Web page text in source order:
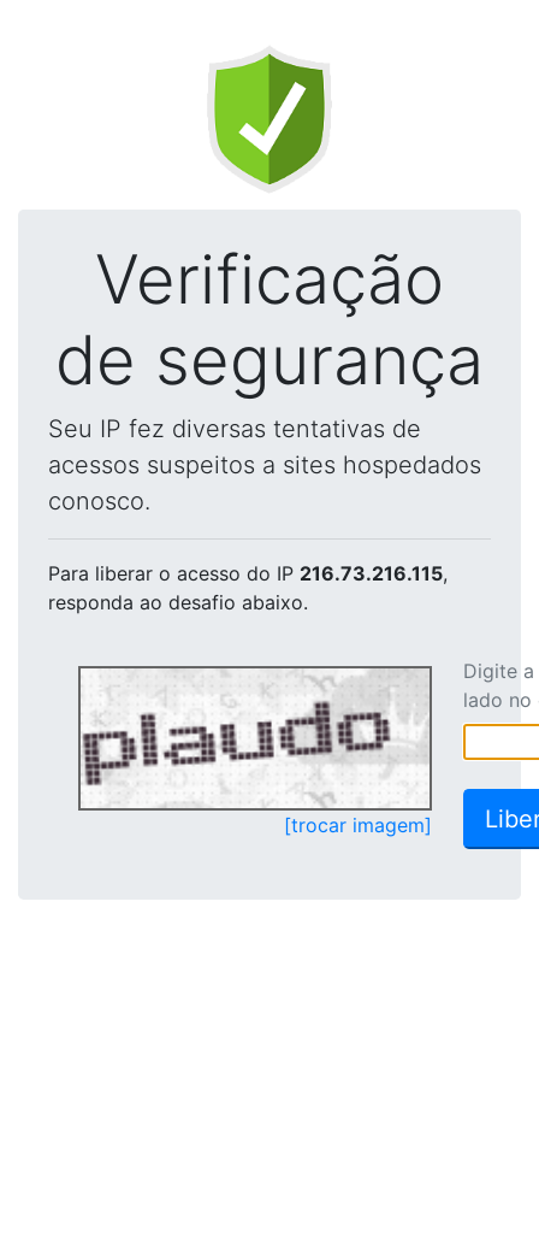
Verificação
de segurança
Seu IP fez diversas tentativas de
acessos suspeitos a sites hospedados
conosco.
Para liberar o acesso do IP 216.73.216.115,
responda ao desafio abaixo.
[trocar imagem]
Digite
lado no